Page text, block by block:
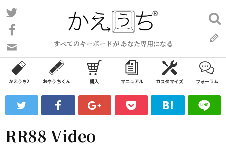
コ
ン
ン
ツ
ス
ッ
プ
すべてのキーボードが あなた専用になる
い
合
わ
フ
ォ
ム
検
索:
かえうち2 おやうちくん 購入 マニュアル カスタマイズ フォーラム
RR88 Video